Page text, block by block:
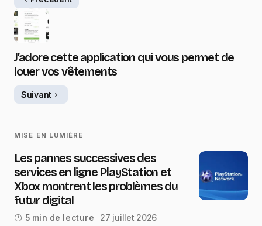
J’adore cette application qui vous permet de
louer vos vêtements
Suivant
MISE EN LUMIÈRE
Les pannes successives des
services en ligne PlayStation et
Xbox montrent les problèmes du
futur digital
5 min de lecture 27 juillet 2026